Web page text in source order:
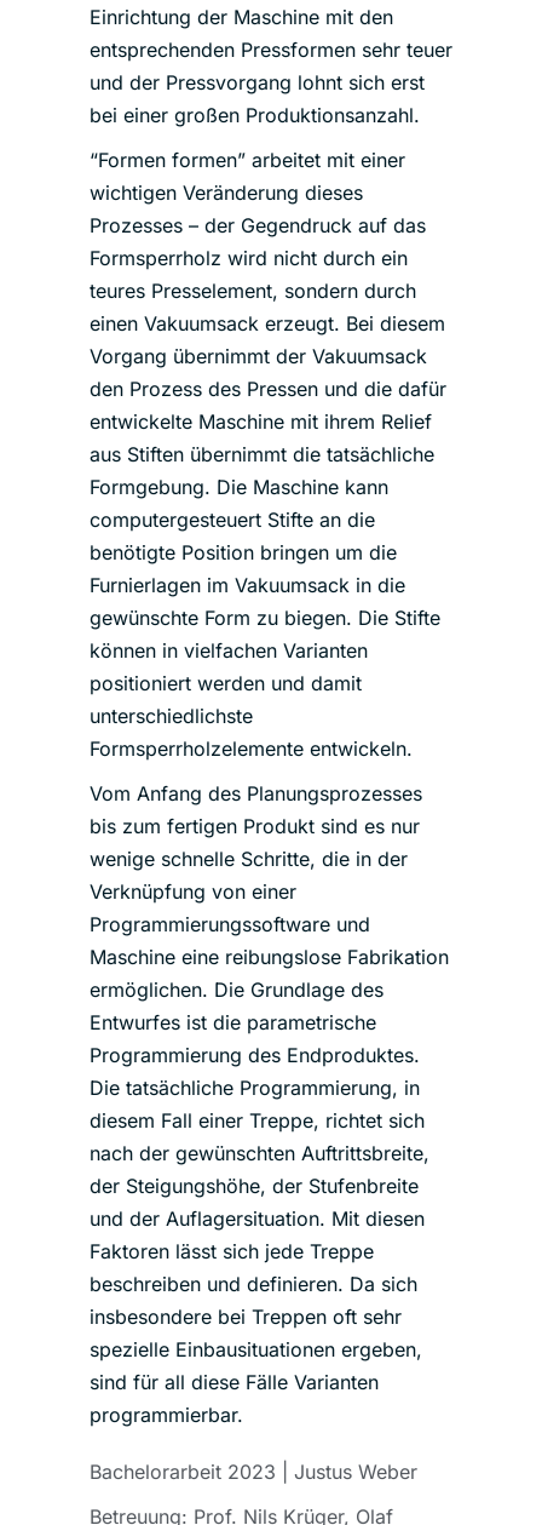
Einrichtung der Maschine mit den
entsprechenden Pressformen sehr teuer
und der Pressvorgang lohnt sich erst
bei einer großen Produktionsanzahl.
“Formen formen” arbeitet mit einer
wichtigen Veränderung dieses
Prozesses – der Gegendruck auf das
Formsperrholz wird nicht durch ein
teures Presselement, sondern durch
einen Vakuumsack erzeugt. Bei diesem
Vorgang übernimmt der Vakuumsack
den Prozess des Pressen und die dafür
entwickelte Maschine mit ihrem Relief
aus Stiften übernimmt die tatsächliche
Formgebung. Die Maschine kann
computergesteuert Stifte an die
benötigte Position bringen um die
Furnierlagen im Vakuumsack in die
gewünschte Form zu biegen. Die Stifte
können in vielfachen Varianten
positioniert werden und damit
unterschiedlichste
Formsperrholzelemente entwickeln.
Vom Anfang des Planungsprozesses
bis zum fertigen Produkt sind es nur
wenige schnelle Schritte, die in der
Verknüpfung von einer
Programmierungssoftware und
Maschine eine reibungslose Fabrikation
ermöglichen. Die Grundlage des
Entwurfes ist die parametrische
Programmierung des Endproduktes.
Die tatsächliche Programmierung, in
diesem Fall einer Treppe, richtet sich
nach der gewünschten Auftrittsbreite,
der Steigungshöhe, der Stufenbreite
und der Auflagersituation. Mit diesen
Faktoren lässt sich jede Treppe
beschreiben und definieren. Da sich
insbesondere bei Treppen oft sehr
spezielle Einbausituationen ergeben,
sind für all diese Fälle Varianten
programmierbar.
Bachelorarbeit 2023 | Justus Weber
Betreuung: Prof. Nils Krüger, Olaf